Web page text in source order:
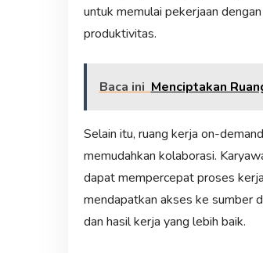
untuk memulai pekerjaan
produktivitas.
Baca ini Menciptakan
Selain itu, ruang kerja on-
memudahkan kolaborasi.
dapat mempercepat proses
mendapatkan akses ke sumber
dan hasil kerja yang lebih baik.